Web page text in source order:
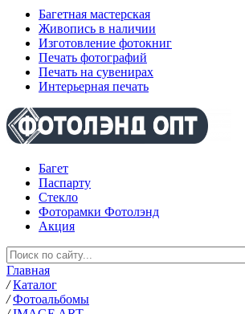
Багетная мастерская
Живопись в наличии
Изготовление фотокниг
Печать фотографий
Печать на сувенирах
Интерьерная печать
Багет
Паспарту
Стекло
Фоторамки Фотолэнд
Акция
Главная
/ Каталог
/ Фотоальбомы